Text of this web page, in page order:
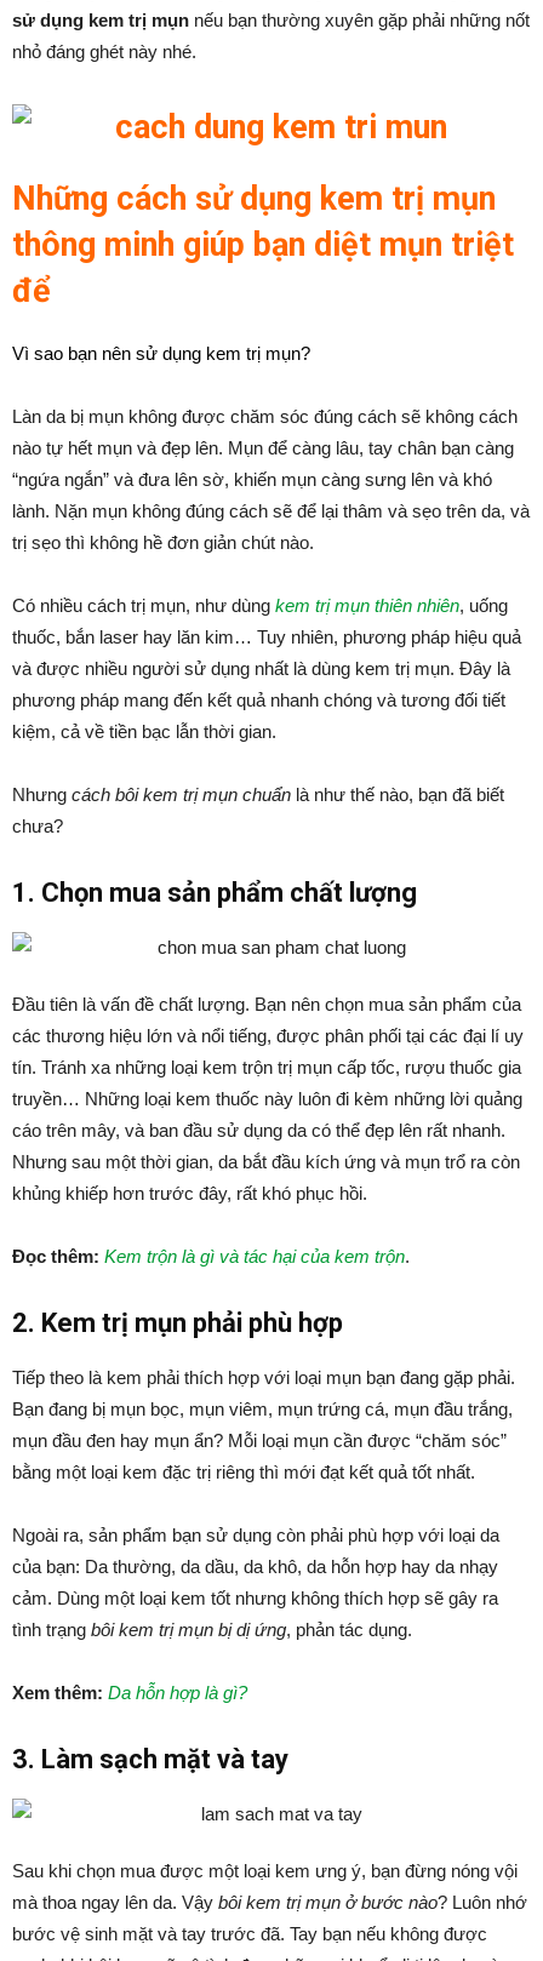
sử dụng kem trị mụn nếu bạn thường xuyên gặp phải những nốt
nhỏ đáng ghét này nhé.
Những cách sử dụng kem trị mụn
thông minh giúp bạn diệt mụn triệt
để
Vì sao bạn nên sử dụng kem trị mụn?
Làn da bị mụn không được chăm sóc đúng cách sẽ không cách
nào tự hết mụn và đẹp lên. Mụn để càng lâu, tay chân bạn càng
“ngứa ngắn” và đưa lên sờ, khiến mụn càng sưng lên và khó
lành. Nặn mụn không đúng cách sẽ để lại thâm và sẹo trên da, và
trị sẹo thì không hề đơn giản chút nào.
Có nhiều cách trị mụn, như dùng kem trị mụn thiên nhiên, uống
thuốc, bắn laser hay lăn kim… Tuy nhiên, phương pháp hiệu quả
và được nhiều người sử dụng nhất là dùng kem trị mụn. Đây là
phương pháp mang đến kết quả nhanh chóng và tương đối tiết
kiệm, cả về tiền bạc lẫn thời gian.
Nhưng cách bôi kem trị mụn chuẩn là như thế nào, bạn đã biết
chưa?
1. Chọn mua sản phẩm chất lượng
Đầu tiên là vấn đề chất lượng. Bạn nên chọn mua sản phẩm của
các thương hiệu lớn và nổi tiếng, được phân phối tại các đại lí uy
tín. Tránh xa những loại kem trộn trị mụn cấp tốc, rượu thuốc gia
truyền… Những loại kem thuốc này luôn đi kèm những lời quảng
cáo trên mây, và ban đầu sử dụng da có thể đẹp lên rất nhanh.
Nhưng sau một thời gian, da bắt đầu kích ứng và mụn trổ ra còn
khủng khiếp hơn trước đây, rất khó phục hồi.
Đọc thêm: Kem trộn là gì và tác hại của kem trộn.
2. Kem trị mụn phải phù hợp
Tiếp theo là kem phải thích hợp với loại mụn bạn đang gặp phải.
Bạn đang bị mụn bọc, mụn viêm, mụn trứng cá, mụn đầu trắng,
mụn đầu đen hay mụn ẩn? Mỗi loại mụn cần được “chăm sóc”
bằng một loại kem đặc trị riêng thì mới đạt kết quả tốt nhất.
Ngoài ra, sản phẩm bạn sử dụng còn phải phù hợp với loại da
của bạn: Da thường, da dầu, da khô, da hỗn hợp hay da nhạy
cảm. Dùng một loại kem tốt nhưng không thích hợp sẽ gây ra
tình trạng bôi kem trị mụn bị dị ứng, phản tác dụng.
Xem thêm: Da hỗn hợp là gì?
3. Làm sạch mặt và tay
Sau khi chọn mua được một loại kem ưng ý, bạn đừng nóng vội
mà thoa ngay lên da. Vậy bôi kem trị mụn ở bước nào? Luôn nhớ
bước vệ sinh mặt và tay trước đã. Tay bạn nếu không được